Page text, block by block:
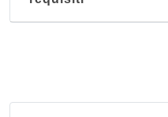
Museo Lombardo di